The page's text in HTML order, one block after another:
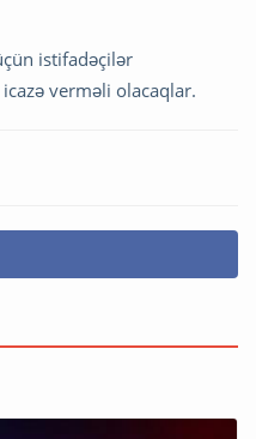
istifadəçilər
icazə verməli olacaqlar.